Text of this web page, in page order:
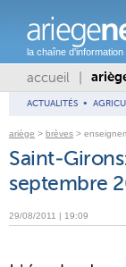
la chaîne
accueil
ACTUALITÉS •
ariège > brèves >
Saint-
septembre
29/08/2011 | 19:09